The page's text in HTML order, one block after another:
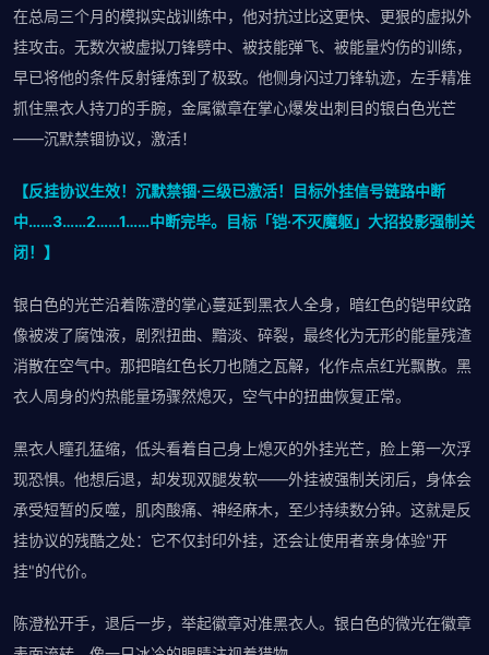
在总局三个月的模拟实战训练中，他对抗过比这更快、更狠的虚拟外
挂攻击。无数次被虚拟刀锋劈中、被技能弹飞、被能量灼伤的训练，
早已将他的条件反射锤炼到了极致。他侧身闪过刀锋轨迹，左手精准
抓住黑衣人持刀的手腕，金属徽章在掌心爆发出刺目的银白色光芒
——沉默禁锢协议，激活！
【反挂协议生效！沉默禁锢·三级已激活！目标外挂信号链路中断
中……3……2……1……中断完毕。目标「铠·不灭魔躯」大招投影强制关
闭！】
银白色的光芒沿着陈澄的掌心蔓延到黑衣人全身，暗红色的铠甲纹路
像被泼了腐蚀液，剧烈扭曲、黯淡、碎裂，最终化为无形的能量残渣
消散在空气中。那把暗红色长刀也随之瓦解，化作点点红光飘散。黑
衣人周身的灼热能量场骤然熄灭，空气中的扭曲恢复正常。
黑衣人瞳孔猛缩，低头看着自己身上熄灭的外挂光芒，脸上第一次浮
现恐惧。他想后退，却发现双腿发软——外挂被强制关闭后，身体会
承受短暂的反噬，肌肉酸痛、神经麻木，至少持续数分钟。这就是反
挂协议的残酷之处：它不仅封印外挂，还会让使用者亲身体验"开
挂"的代价。
陈澄松开手，退后一步，举起徽章对准黑衣人。银白色的微光在徽章